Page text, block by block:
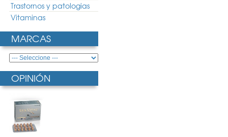
Trastornos y patologias
Vitaminas
MARCAS
OPINIÓN